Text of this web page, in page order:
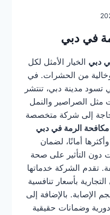
في دبي
دبي الخيار الأمثل لكل
من الحشرات. في
تسود مدينة دبي، تنتشر
مثل الصراصير والنمل
إلى شركة متخصصة
الرمة في دبي
أمانًا، لضمان
دون التأثير على صحة
تقدم الشركة خدماتها
التجارية بأسعار تنافسية
بالإضافة إلى
وضمانات حقيقية